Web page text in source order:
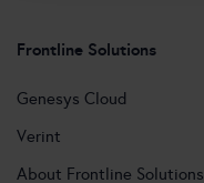
Frontline Solutions
Genesys Cloud
Verint
About Frontline Solutions